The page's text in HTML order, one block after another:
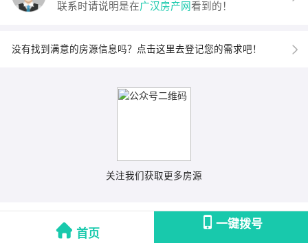
首页
一键拨号
联系时请说明是在广汉房产网看到的！
没有找到满意的房源信息吗？点击这里去登记您的需求吧！
关注我们获取更多房源